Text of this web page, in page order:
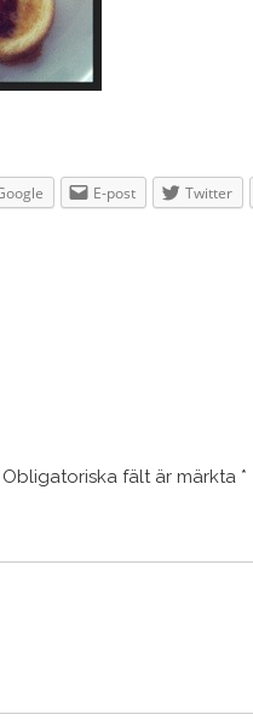
E-post Twitter
Obligatoriska fält är märkta *